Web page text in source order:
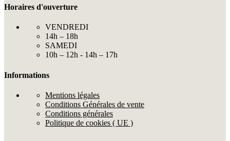
Horaires d'ouverture
VENDREDI
14h – 18h
SAMEDI
10h – 12h - 14h – 17h
Informations
Mentions légales
Conditions Générales de vente
Conditions générales
Politique de cookies ( UE )